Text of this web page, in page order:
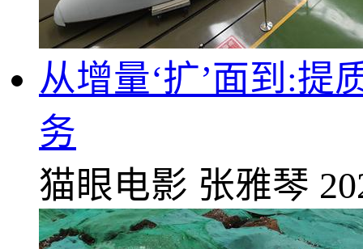
从增量‘扩’面到:提
务
猫眼电影 张雅琴